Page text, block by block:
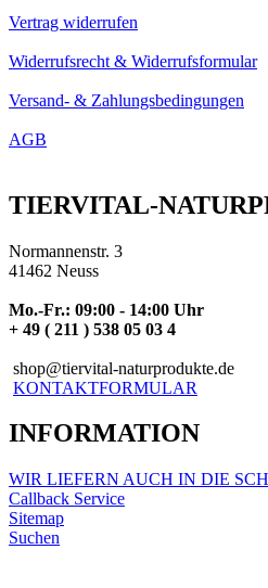
Vertrag widerrufen
Widerrufsrecht & Widerrufsformular
Versand- & Zahlungsbedingungen
AGB
TIERVITAL-
Normannenstr. 3
41462 Neuss
Mo.-Fr.: 09:00 - 14:00 Uhr
+ 49 ( 211 ) 538 05 03 4
shop@tiervital-naturprodukte.de
KONTAKTFORMULAR
INFORMATION
WIR LIEFERN AUCH IN DIE
Callback Service
Sitemap
Suchen